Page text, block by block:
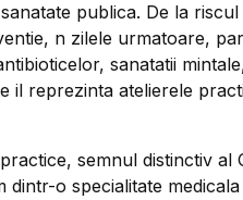
publica. De la
n zilele urmatoare,
sanatatii
il reprezinta atelierele
semnul distinctiv al
dintr-o specialitate